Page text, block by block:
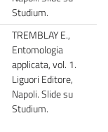
Studium.
TREMBLAY E.,
Entomologia
applicata, vol. 1.
Liguori Editore,
Napoli. Slide su
Studium.